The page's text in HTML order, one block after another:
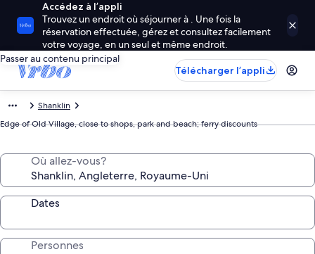
Accédez à l’appli
Trouvez un endroit où séjourner à . Une fois la
réservation effectuée, gérez et consultez facilement
votre voyage, en un seul et même endroit.
Passer au contenu principal
Télécharger l’appli
Shanklin
Edge of Old Village, close to shops, park and beach; ferry discounts
Où allez-vous?
Dates
Personnes